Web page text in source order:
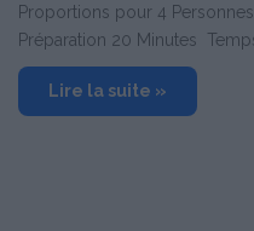
Proportions pour 4
Préparation 20 Minutes
Lire la suite »